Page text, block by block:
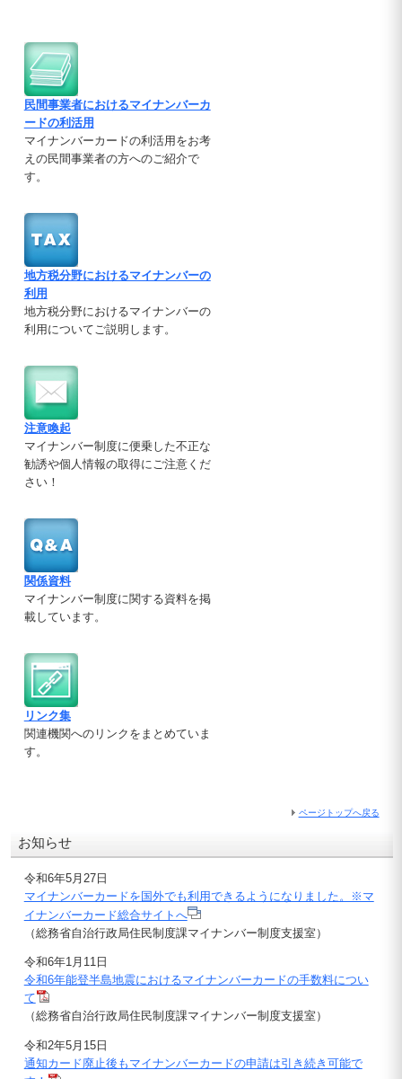
民間事業者におけるマイナンバーカ
ードの利活用
マイナンバーカードの利活用をお考
えの民間事業者の方へのご紹介で
す。
地方税分野におけるマイナンバーの
利用
地方税分野におけるマイナンバーの
利用についてご説明します。
注意喚起
マイナンバー制度に便乗した不正な
勧誘や個人情報の取得にご注意くだ
さい！
関係資料
マイナンバー制度に関する資料を掲
載しています。
リンク集
関連機関へのリンクをまとめていま
す。
ページトップへ戻る
お知らせ
令和6年5月27日
マイナンバーカードを国外でも利用できるようになりました。※マ
イナンバーカード総合サイトへ
（総務省自治行政局住民制度課マイナンバー制度支援室）
令和6年1月11日
令和6年能登半島地震におけるマイナンバーカードの手数料につい
て
（総務省自治行政局住民制度課マイナンバー制度支援室）
令和2年5月15日
通知カード廃止後もマイナンバーカードの申請は引き続き可能で